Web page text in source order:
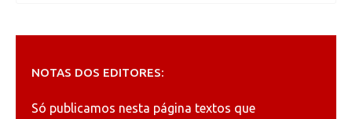
NOTAS DOS EDITORES:
Só publicamos nesta página textos que